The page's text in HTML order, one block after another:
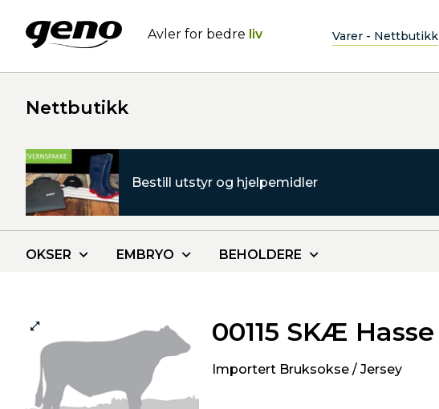
Avler for bedre liv Varer - Nettbutikk
Nettbutikk
Bestill utstyr og hjelpemidler
OKSER EMBRYO BEHOLDERE
00115 SKÆ Hasse
Importert Bruksokse / Jersey